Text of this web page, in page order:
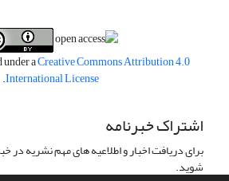
aCreative Commons Attribution 4.0
International License
.
اشتراک خبرنامه
برای دریافت اخبار و اطلاعیه های مهم نشریه در
شوید.